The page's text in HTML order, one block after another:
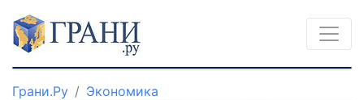
Грани.Ру Экономика